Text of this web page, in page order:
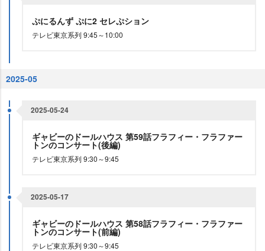
ぷにるんず ぷに2 セレぷション
テレビ東京系列 9:45～10:00
2025-05
2025-05-24
ギャビーのドールハウス 第59話フラフィー・フラファー
トンのコンサート(後編)
テレビ東京系列 9:30～9:45
2025-05-17
ギャビーのドールハウス 第58話フラフィー・フラファー
トンのコンサート(前編)
テレビ東京系列 9:30～9:45